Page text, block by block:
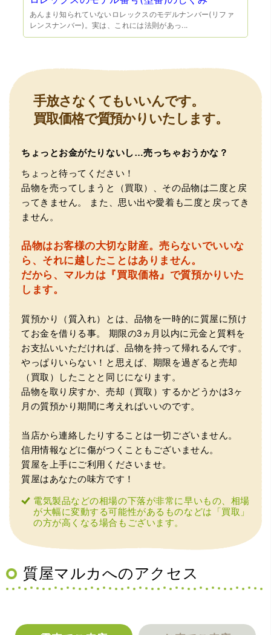
正直他店の倍以上で驚きました。また機会があれば利用し
（大阪府東大阪市）ネットを見て安心できるお店であると
感じて飛び込みで訪問。飛びこみにも関わらず、とても親
るお店でした。満足いく金額で買い取って頂きました。あ
りがとうございます。
（兵庫県神戸市）別のお店でメール査定した際の1.5倍の金
額を提示いただけたので即決しました。楽器も安心してお
任せできそうです!
管に関する知識も教えて頂けました。戻ってきた際には教
あんまり知られていないロレックスのモデルナンバー(リファ
レンスナンバー)。実は、これには法則があっ...
手放さなくてもいいんです。
買取価格で質預かりいたします。
ちょっとお金がたりないし…売っちゃおうかな？
ちょっと待ってください！
品物を売ってしまうと（買取）、その品物は二度と戻
ってきません。
また、思い出や愛着も二度と戻ってき
ません。
品物はお客様の大切な財産。売らないでいいな
ら、それに越したことはありません。
だから、マルカは『買取価格』で質預かりいた
します。
質預かり（質入れ）とは、品物を一時的に質屋に預け
てお金を借りる事。
期限の3ヵ月以内に元金と質料を
お支払いいただければ、品物を持って帰れるんです。
やっぱりいらない！と思えば、期限を過ぎると売却
（買取）したことと同じになります。
品物を取り戻すか、売却（買取）するかどうかは3ヶ
月の質預かり期間に考えればいいのです。
当店から連絡したりすることは一切ございません。
信用情報などに傷がつくこともございません。
質屋を上手にご利用くださいませ。
質屋はあなたの味方です！
電気製品などの相場の下落が非常に早いもの、相場
が大幅に変動する可能性があるものなどは「買取」
の方が高くなる場合もございます。
質屋マルカへのアクセス